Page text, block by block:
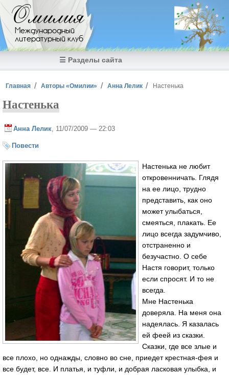
Перейти к основному содержанию
Омилия
Международный
литературный клуб
☰ Разделы сайта
Вы здесь
Главная Авторы «Омилии» Анна Лелик Настенька
Настенька
Анна Лелик , 11/07/2009 — 22:03
Повести
Настенька не любит
откровенничать. Глядя
на ее лицо, трудно
представить, как оно
может улыбаться,
смеяться, плакать. Ее
лицо всегда задумчиво,
отстраненно и
безучастно. О себе
Настя говорит, только
если спросят. И то не
всегда.
Мне Настенька
доверяла. На меня она
надеялась. Я казалась
ей феей из сказки.
Сказки, где все злые и
все плохо, но однажды, словно во сне, приедет крестная-фея и
все будет, все. И платья, и туфли, и добрая ласковая улыбка, и